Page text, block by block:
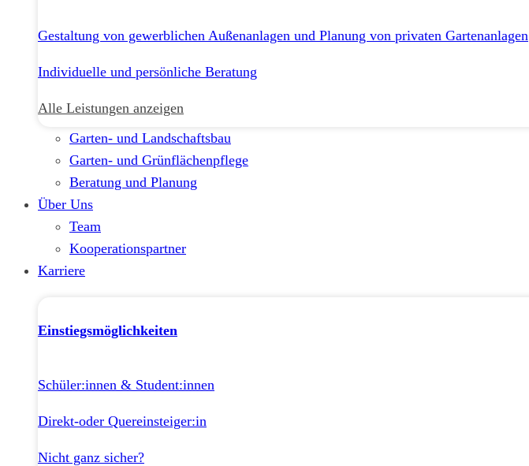
Gestaltung von gewerblichen Außenanlagen und Planung von privaten Gartenanlagen
Individuelle und persönliche Beratung
Alle Leistungen anzeigen
Garten- und Landschaftsbau
Garten- und Grünflächenpflege
Beratung und Planung
Über Uns
Team
Kooperationspartner
Karriere
Einstiegsmöglichkeiten
Schüler:innen & Student:innen
Direkt-oder Quereinsteiger:in
Nicht ganz sicher?